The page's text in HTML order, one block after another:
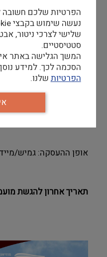
יצירתיות, יוזמה
יחסי אנוש טובים
יתרון
רקע וניסיון בהפקת
רקע בגיוס חסויות/
אופן ההעסקה: גמיש/
תאריך אחרון להגשת מועמדות
הפרטיות שלכם חשובה
שלישי לצרכי ניטור,
סטטיסטיים.
המשך הגלישה באתר
הסכמה לכך. למידע
הפרטיות שלנו.